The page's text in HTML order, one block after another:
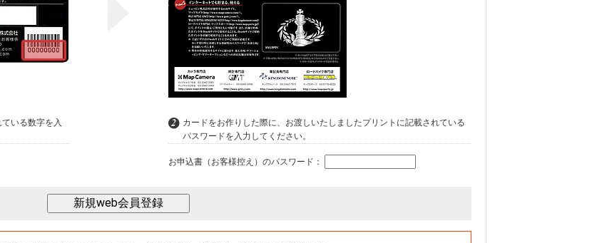
いる数字を入
カードをお作りした際に、お渡しいたしましたプリントに記載されている
パスワードを入力してください。
お申込書（お客様控え）のパスワード：